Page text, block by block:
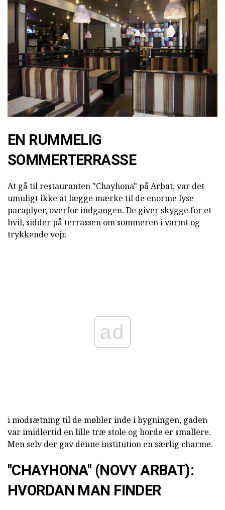
EN RUMMELIG
SOMMERTERRASSE
At gå til restauranten "Chayhona" på Arbat, var det
umuligt ikke at lægge mærke til de enorme lyse
paraplyer, overfor indgangen. De giver skygge for et
hvil, sidder på terrassen om sommeren i varmt og
trykkende vejr.
ad
i modsætning til de møbler inde i bygningen, gaden
var imidlertid en lille træ stole og borde er smallere.
Men selv der gav denne institution en særlig charme.
"CHAYHONA" (NOVY ARBAT):
HVORDAN MAN FINDER